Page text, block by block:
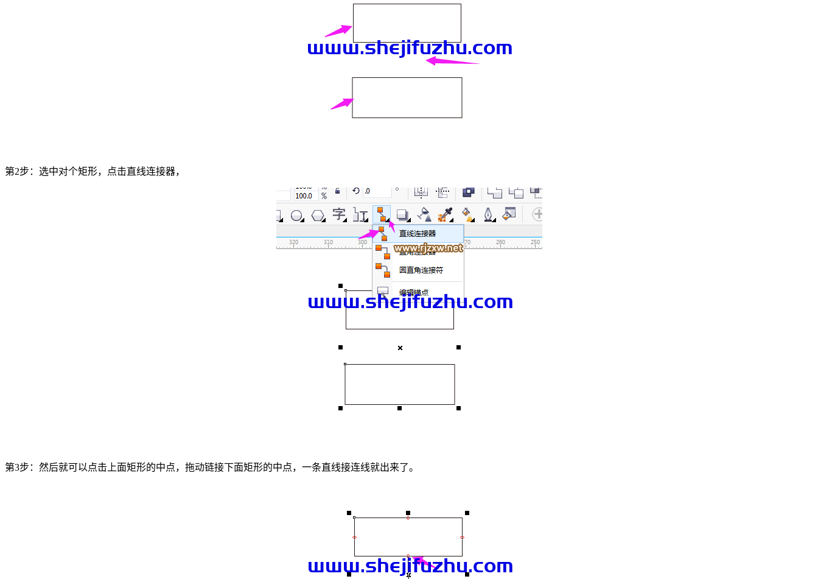
第2步：选中对个矩形，点击直线连接器，
第3步：然后就可以点击上面矩形的中点，拖动链接下面矩形的中点，一条直线接连线就出来了。